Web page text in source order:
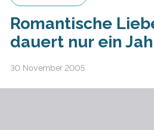
Romantische
dauert nur ein
30 November 2005